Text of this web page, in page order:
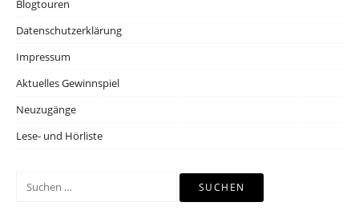
Blogtouren
Datenschutzerklärung
Impressum
Aktuelles Gewinnspiel
Neuzugänge
Lese- und Hörliste
Suchen